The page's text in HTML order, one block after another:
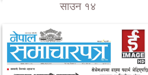
साउन १४